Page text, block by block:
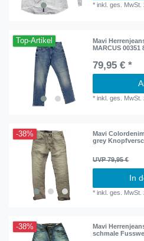
*inkl. ges. MwSt.
Top-Artikel
Mavi
MARCUS 00351
79,95 € *
*inkl. ges. MwSt.
-38%
Mavi
grey
UVP 79,95 €
In
*inkl. ges. MwSt.
-38%
Mavi
schmale